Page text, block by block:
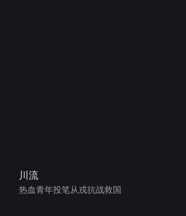
川流
热血青年投笔从戎抗战救国